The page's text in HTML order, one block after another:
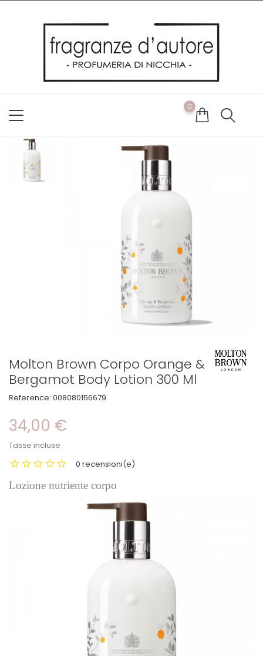
Utilizziamo i cookie per offrirti la migliore esperienza possibile
sul nostro sito web. Cliccando su OK, acconsenti alla nostra
politica sui cookie. Se desideri modificare le tue preferenze sui
cookie, puoi farlo
0
Molton Brown Corpo Orange &
Bergamot Body Lotion 300 Ml
Reference: 008080156679
34,00 €
Tasse incluse
0 recensioni(e)
Lozione nutriente corpo